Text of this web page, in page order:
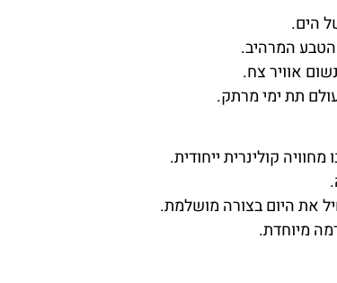
הים.
המרהיב.
אוויר צח.
תת ימי מרתק.
קולינרית ייחודית.
את היום בצורה מושלמת.
מיוחדת.